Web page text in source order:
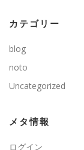
カテゴリー
blog
noto
Uncategorized
メタ情報
ログイン